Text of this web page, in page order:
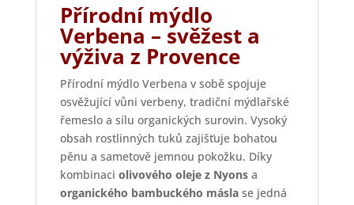
Přírodní mýdlo
Verbena – svěžest a
výživa z Provence
Přírodní mýdlo Verbena v sobě spojuje
osvěžující vůni verbeny, tradiční mýdlařské
řemeslo a sílu organických surovin. Vysoký
obsah rostlinných tuků zajišťuje bohatou
pěnu a sametově jemnou pokožku. Díky
kombinaci olivového oleje z Nyonsa
organického bambuckého máslase jedná